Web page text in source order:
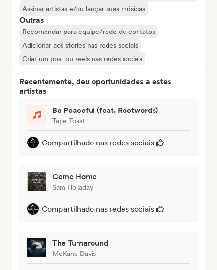
Assinar artistas e/ou lançar suas músicas
Outras
Recomendar para equipe/rede de contatos
Adicionar aos stories nas redes sociais
Criar um post ou reels nas redes sociais
Recentemente, deu oportunidades a estes
artistas
Be Peaceful (feat. Rootwords)
Tape Toast
Compartilhado nas redes sociais
Come Home
Sam Holladay
Compartilhado nas redes sociais
The Turnaround
McKane Davis